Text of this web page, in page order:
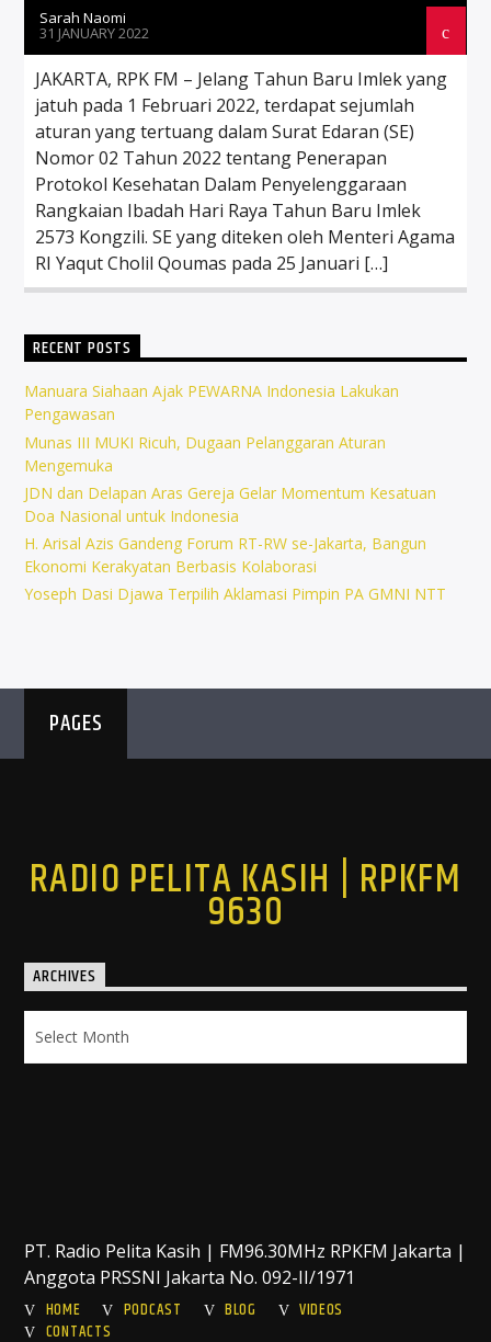
Sarah Naomi
31 JANUARY 2022
JAKARTA, RPK FM – Jelang Tahun Baru Imlek yang
jatuh pada 1 Februari 2022, terdapat sejumlah
aturan yang tertuang dalam Surat Edaran (SE)
Nomor 02 Tahun 2022 tentang Penerapan
Protokol Kesehatan Dalam Penyelenggaraan
Rangkaian Ibadah Hari Raya Tahun Baru Imlek
2573 Kongzili. SE yang diteken oleh Menteri Agama
RI Yaqut Cholil Qoumas pada 25 Januari […]
RECENT POSTS
Manuara Siahaan Ajak PEWARNA Indonesia Lakukan
Pengawasan
Munas III MUKI Ricuh, Dugaan Pelanggaran Aturan
Mengemuka
JDN dan Delapan Aras Gereja Gelar Momentum Kesatuan
Doa Nasional untuk Indonesia
H. Arisal Azis Gandeng Forum RT-RW se-Jakarta, Bangun
Ekonomi Kerakyatan Berbasis Kolaborasi
Yoseph Dasi Djawa Terpilih Aklamasi Pimpin PA GMNI NTT
PAGES
RADIO PELITA KASIH | RPKFM
9630
ARCHIVES
PT. Radio Pelita Kasih | FM96.30MHz RPKFM Jakarta |
Anggota PRSSNI Jakarta No. 092-II/1971
HOME
PODCAST BLOG
VIDEOS
CONTACTS